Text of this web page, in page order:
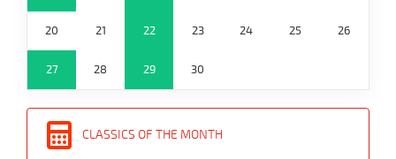
20 21 22 23 24 25 26
27 28 29 30
CLASSICS OF THE MONTH